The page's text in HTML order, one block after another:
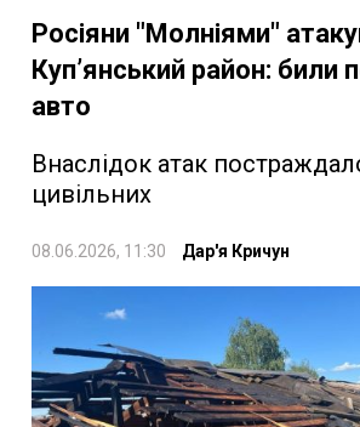
Росіяни "Молніями"
Куп’янський район: били
авто
Внаслідок атак
цивільних
08.06.2026, 11:30 Дар'я Кричун